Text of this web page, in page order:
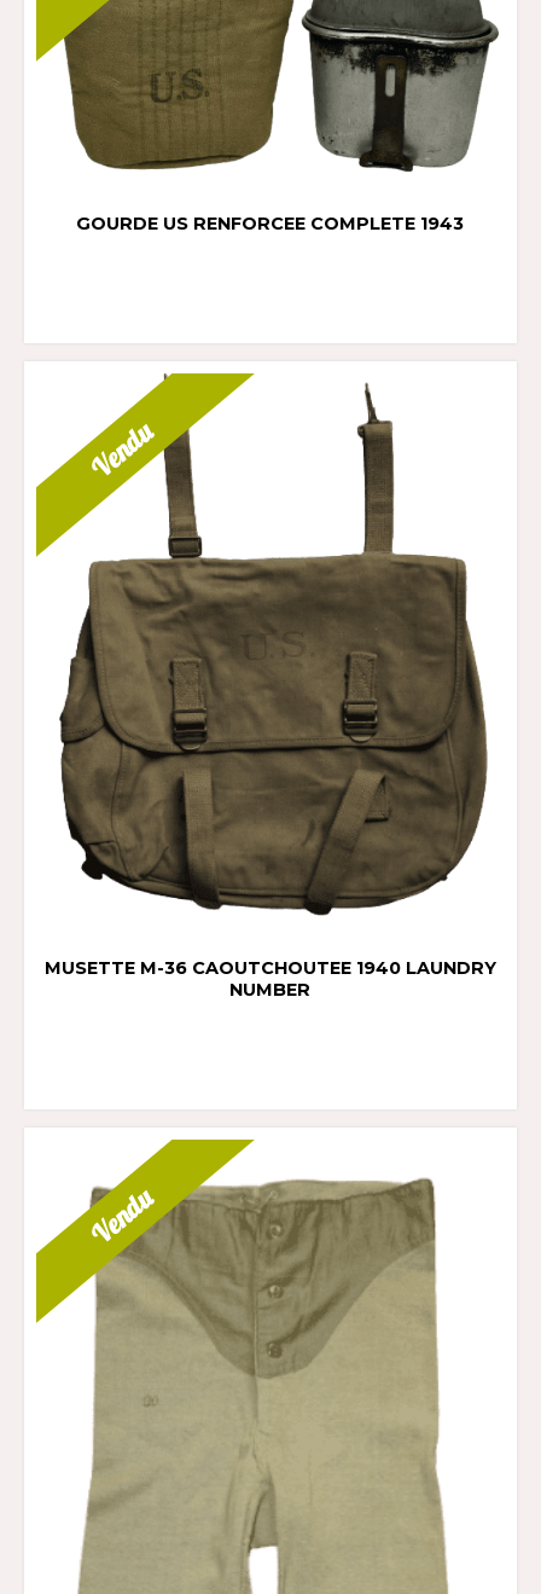
GOURDE US RENFORCEE COMPLETE 1943
Vendu
MUSETTE M-36 CAOUTCHOUTEE 1940 LAUNDRY
NUMBER
Vendu